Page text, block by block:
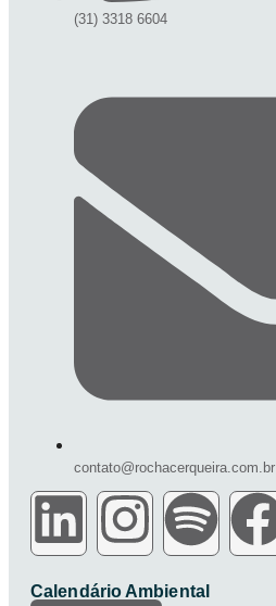
(31) 3318 6604
contato@rochacerqueira.com.br
Calendário Ambiental